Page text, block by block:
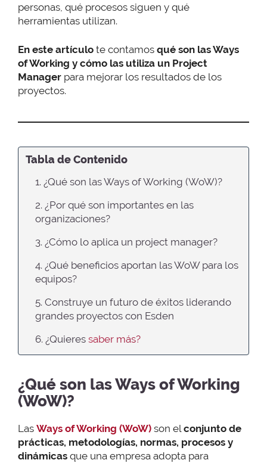
personas, qué procesos siguen y qué
herramientas utilizan.
En este artículo te contamos qué son las Ways
of Working y cómo las utiliza un Project
Manager para mejorar los resultados de los
proyectos.
Tabla de Contenido
1. ¿Qué son las Ways of Working (WoW)?
2. ¿Por qué son importantes en las
organizaciones?
3. ¿Cómo lo aplica un project manager?
4. ¿Qué beneficios aportan las WoW para los
equipos?
5. Construye un futuro de éxitos liderando
grandes proyectos con Esden
6. ¿Quieres saber más?
¿Qué son las Ways of Working
(WoW)?
Las Ways of Working (WoW) son elconjunto de
prácticas, metodologías, normas, procesos y
dinámicas que una empresa adopta para